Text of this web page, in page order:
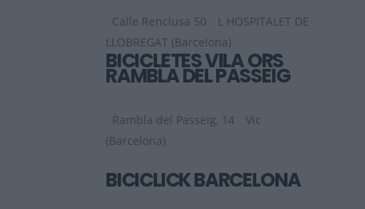
Calle Renclusa 50
L HOSPITALET DE
LLOBREGAT (Barcelona)
BICICLETES VILA ORS
RAMBLA DEL PASSEIG
Rambla del Passeig, 14
Vic
(Barcelona)
BICICLICK BARCELONA